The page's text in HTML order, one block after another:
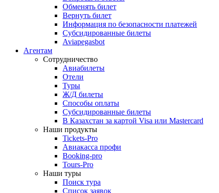
Обменять билет
Вернуть билет
Информация по безопасности платежей
Субсидированные билеты
Aviapegasbot
Агентам
Сотрудничество
Авиабилеты
Отели
Туры
Ж/Д билеты
Способы оплаты
Субсидированные билеты
В Казахстан за картой Visa или Masterсard
Наши продукты
Tickets-Pro
Авиакасса профи
Booking-pro
Tours-Pro
Наши туры
Поиск тура
Список заявок